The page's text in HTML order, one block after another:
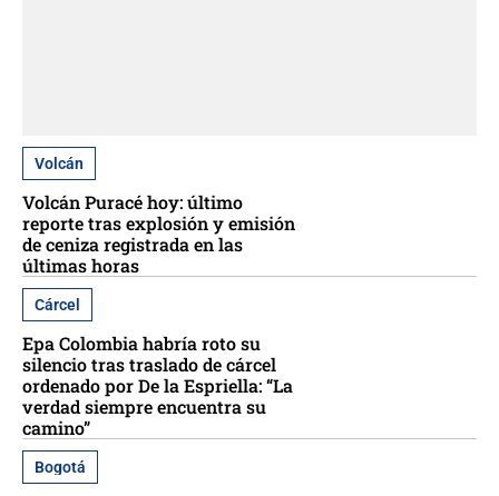
Volcán
Volcán Puracé hoy: último
reporte tras explosión y emisión
de ceniza registrada en las
últimas horas
Cárcel
Epa Colombia habría roto su
silencio tras traslado de cárcel
ordenado por De la Espriella: “La
verdad siempre encuentra su
camino”
Bogotá